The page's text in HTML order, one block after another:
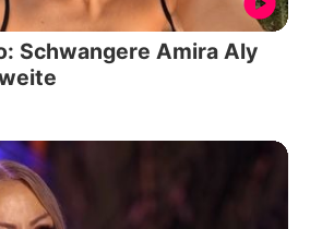
Schwangere Amira Aly